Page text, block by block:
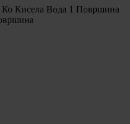
Кисела Вода 1 Површина